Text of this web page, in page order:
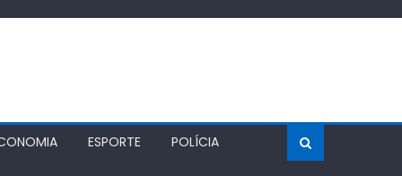
ESPORTE POLÍCIA